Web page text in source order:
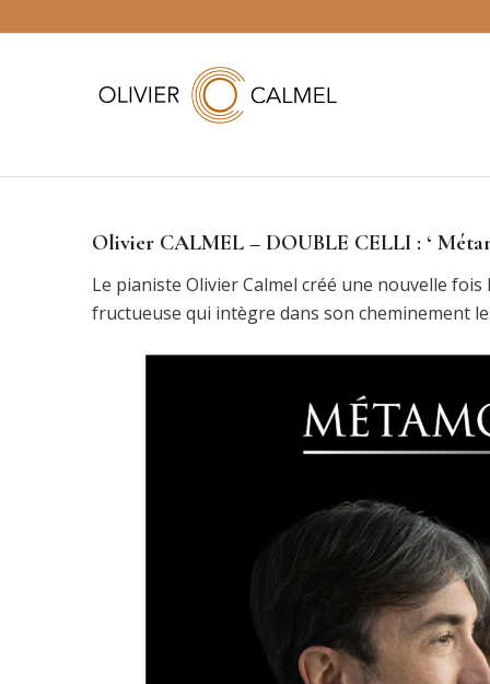
Olivier CALMEL – DOUBLE CELLI : ‘
Le pianiste Olivier Calmel créé une nouvelle
fructueuse qui intègre dans son cheminement